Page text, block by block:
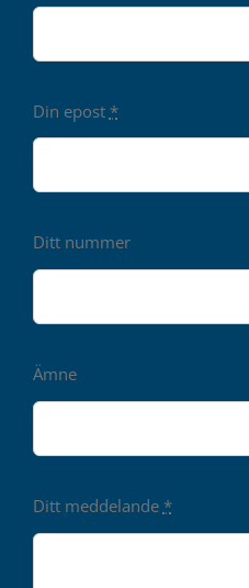
Din epost *
Ditt nummer
Ämne
Ditt meddelande *